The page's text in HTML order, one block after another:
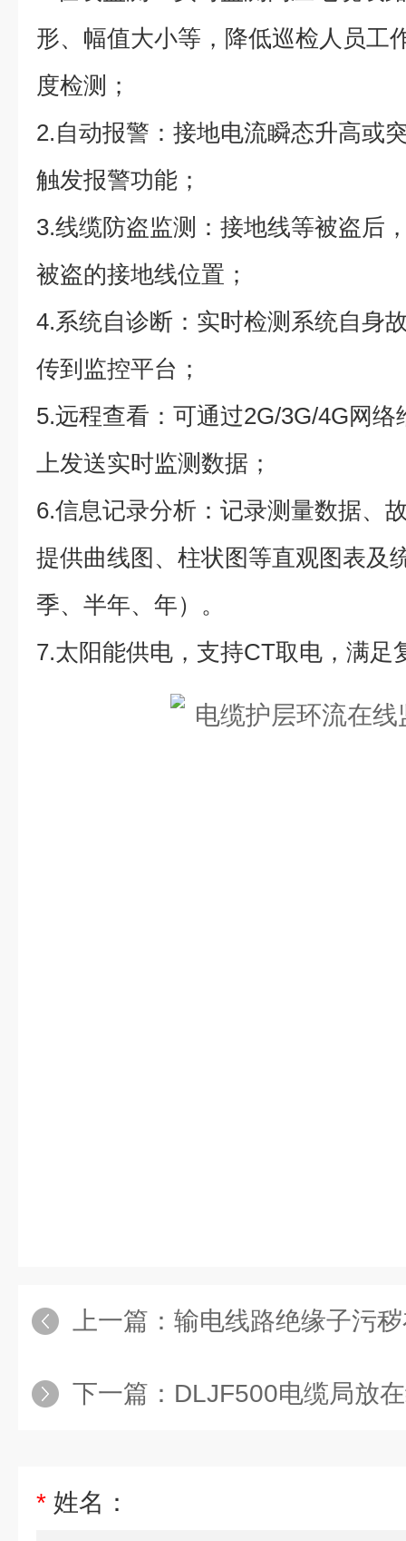
形、幅值大小等，降低巡检人员工
度检测；
2.自动报警：接地电流瞬态升高或
触发报警功能；
3.线缆防盗监测：接地线等被盗后
被盗的接地线位置；
4.系统自诊断：实时检测系统自身
传到监控平台；
5.远程查看：可通过2G/3G/4G网
上发送实时监测数据；
6.信息记录分析：记录测量数据、
提供曲线图、柱状图等直观图表及
季、半年、年）。
7.太阳能供电，支持CT取电，满足
上一篇： 输电线路绝缘子污
下一篇： DLJF500电缆局放
* 姓名：